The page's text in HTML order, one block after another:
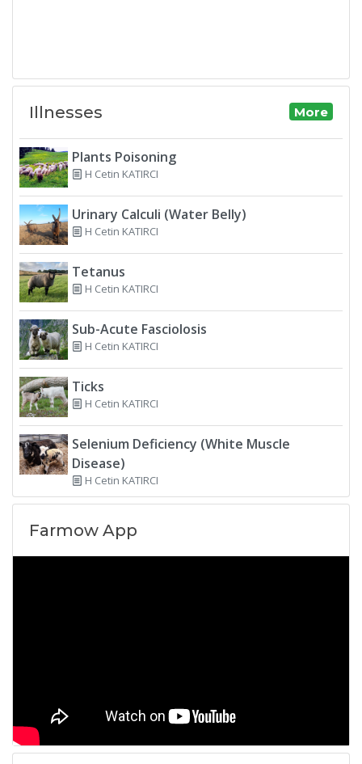
Illnesses More
Plants Poisoning
H Cetin KATIRCI
Urinary Calculi (Water Belly)
H Cetin KATIRCI
Tetanus
H Cetin KATIRCI
Sub-Acute Fasciolosis
H Cetin KATIRCI
Ticks
H Cetin KATIRCI
Selenium Deficiency (White Muscle
Disease)
H Cetin KATIRCI
Farmow App